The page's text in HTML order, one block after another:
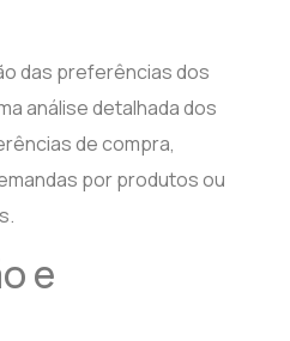
das preferências dos
análise detalhada dos
de compra,
por produtos ou
e